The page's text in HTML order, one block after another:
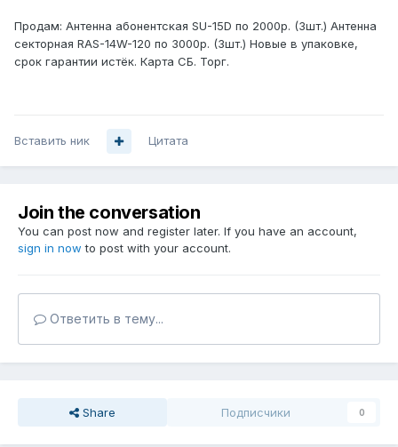
Продам: Антенна абонентская SU-15D по 2000р. (3шт.) Антенна
секторная RAS-14W-120 по 3000р. (3шт.) Новые в упаковке,
срок гарантии истёк. Карта СБ. Торг.
Вставить ник Цитата
Join the conversation
You can post now and register later. If you have an account,
sign in now to post with your account.
Ответить в тему...
Share Подписчики 0